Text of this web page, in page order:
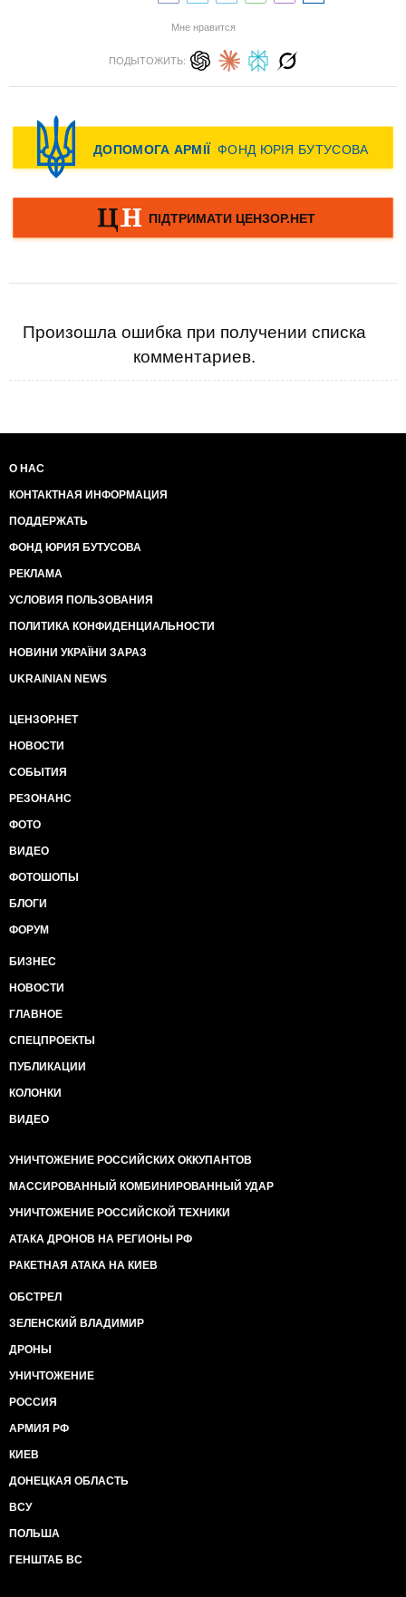
Мне нравится
ПОДЫТОЖИТЬ:
Произошла ошибка при получении списка
комментариев.
О НАС
КОНТАКТНАЯ ИНФОРМАЦИЯ
ПОДДЕРЖАТЬ
ФОНД ЮРИЯ БУТУСОВА
РЕКЛАМА
УСЛОВИЯ ПОЛЬЗОВАНИЯ
ПОЛИТИКА КОНФИДЕНЦИАЛЬНОСТИ
НОВИНИ УКРАЇНИ ЗАРАЗ
UKRAINIAN NEWS
ЦЕНЗОР.НЕТ
НОВОСТИ
СОБЫТИЯ
РЕЗОНАНС
ФОТО
ВИДЕО
ФОТОШОПЫ
БЛОГИ
ФОРУМ
БИЗНЕС
НОВОСТИ
ГЛАВНОЕ
СПЕЦПРОЕКТЫ
ПУБЛИКАЦИИ
КОЛОНКИ
ВИДЕО
УНИЧТОЖЕНИЕ РОССИЙСКИХ ОККУПАНТОВ
МАССИРОВАННЫЙ КОМБИНИРОВАННЫЙ УДАР
УНИЧТОЖЕНИЕ РОССИЙСКОЙ ТЕХНИКИ
АТАКА ДРОНОВ НА РЕГИОНЫ РФ
РАКЕТНАЯ АТАКА НА КИЕВ
ОБСТРЕЛ
ЗЕЛЕНСКИЙ ВЛАДИМИР
ДРОНЫ
УНИЧТОЖЕНИЕ
РОССИЯ
АРМИЯ РФ
КИЕВ
ДОНЕЦКАЯ ОБЛАСТЬ
ВСУ
ПОЛЬША
ГЕНШТАБ ВС